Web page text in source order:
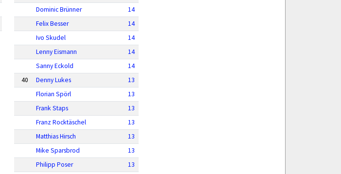
Dominic Brünner
14
Felix Besser
14
Ivo Skudel
14
Lenny Eismann
14
Sanny Eckold
14
40
Denny Lukes
13
Florian Spörl
13
Frank Staps
13
Franz Rocktäschel
13
Matthias Hirsch
13
Mike Sparsbrod
13
Philipp Poser
13